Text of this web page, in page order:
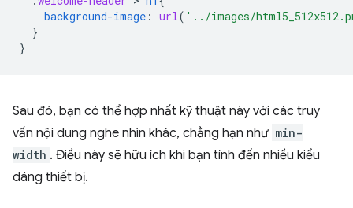
background-image : url( '../images/
}
}
Sau đó, bạn có thể hợp nhất kỹ thuật này với các truy
vấn nội dung nghe nhìn khác, chẳng hạn như min-
width . Điều này sẽ hữu ích khi bạn tính đến nhiều kiểu
dáng thiết bị.